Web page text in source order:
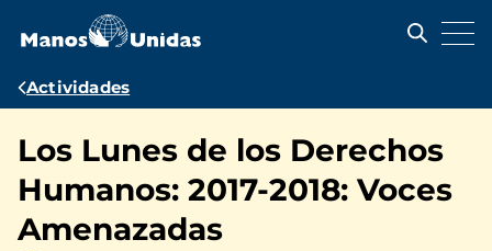
contenido
Ruta
navegación
Actividades
Los Lunes de los Derechos
Humanos: 2017-2018: Voces
Amenazadas